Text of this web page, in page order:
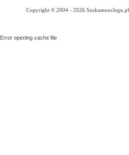
Copyright © 2004 - 2026 Szukamnoclegu.pl
Error opening cache file